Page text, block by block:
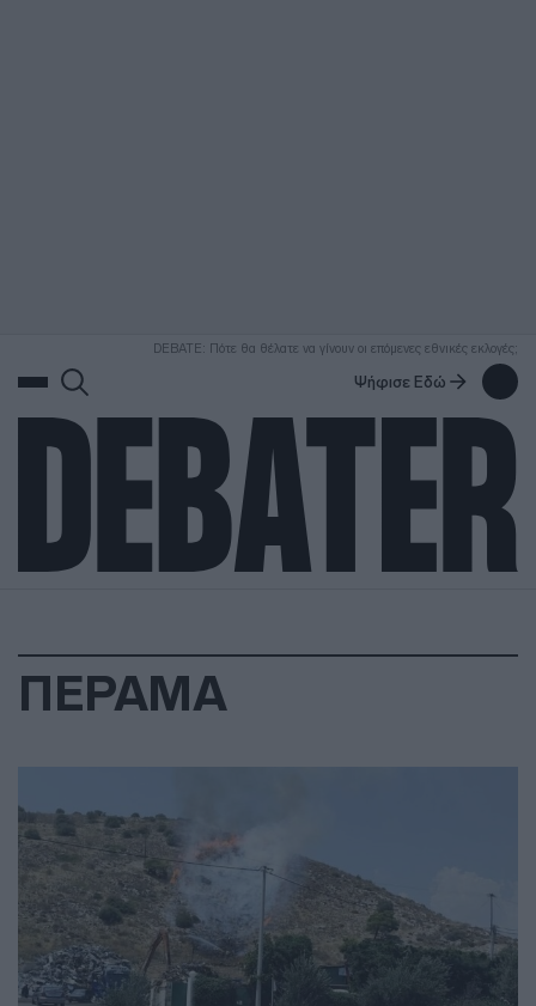
DEBATE: Πότε θα θέλατε να γίνουν οι επόμενες εθνικές εκλογές;
Ψήφισε Εδώ
ΠΕΡΑΜΑ